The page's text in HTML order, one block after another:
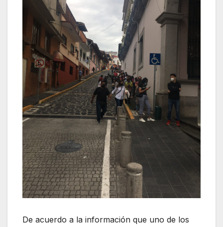
De acuerdo a la información que uno de los